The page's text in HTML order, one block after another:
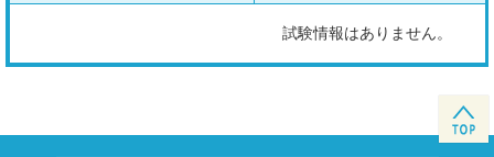
試験情報はありません。